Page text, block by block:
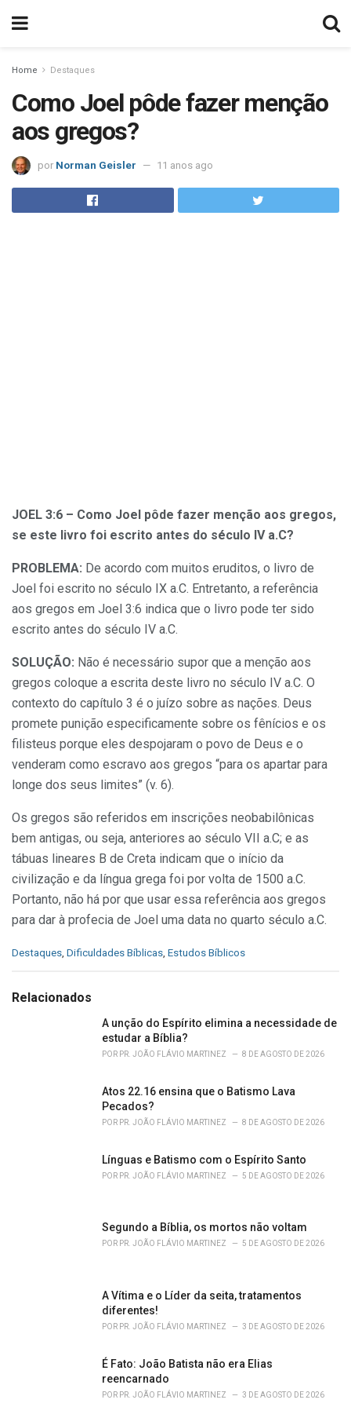
Home Destaques
Como Joel pôde fazer menção
aos gregos?
por Norman Geisler 11 anos ago
JOEL 3:6 – Como Joel pôde fazer menção aos gregos,
se este livro foi escrito antes do século IV a.C?
PROBLEMA: De acordo com muitos eruditos, o livro de
Joel foi escrito no século IX a.C. Entretanto, a referência
aos gregos em Joel 3:6 indica que o livro pode ter sido
escrito antes do século IV a.C.
SOLUÇÃO: Não é necessário supor que a menção aos
gregos coloque a escrita deste livro no século IV a.C. O
contexto do capítulo 3 é o juízo sobre as nações. Deus
promete punição especificamente sobre os fênícios e os
filisteus porque eles despojaram o povo de Deus e o
venderam como escravo aos gregos “para os apartar para
longe dos seus limites” (v. 6).
Os gregos são referidos em inscrições neobabilônicas
bem antigas, ou seja, anteriores ao século VII a.C; e as
tábuas lineares B de Creta indicam que o início da
civilização e da língua grega foi por volta de 1500 a.C.
Portanto, não há por que usar essa referência aos gregos
para dar à profecia de Joel uma data no quarto século a.C.
C
e
Destaques, Dificuldades Bíblicas, Estudos Bíblicos
Relacionados
A unção do Espírito elimina a necessidade de
estudar a Bíblia?
POR PR. JOÃO FLÁVIO MARTINEZ 8 DE AGOSTO DE 2026
Atos 22.16 ensina que o Batismo Lava
Pecados?
POR PR. JOÃO FLÁVIO MARTINEZ 8 DE AGOSTO DE 2026
Línguas e Batismo com o Espírito Santo
POR PR. JOÃO FLÁVIO MARTINEZ 5 DE AGOSTO DE 2026
Segundo a Bíblia, os mortos não voltam
POR PR. JOÃO FLÁVIO MARTINEZ 5 DE AGOSTO DE 2026
A Vítima e o Líder da seita, tratamentos
diferentes!
POR PR. JOÃO FLÁVIO MARTINEZ 3 DE AGOSTO DE 2026
É Fato: João Batista não era Elias
reencarnado
POR PR. JOÃO FLÁVIO MARTINEZ 3 DE AGOSTO DE 2026